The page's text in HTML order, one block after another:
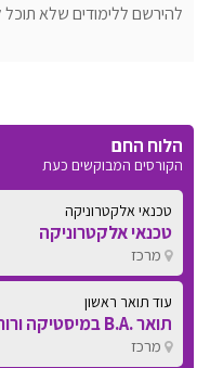
להירשם ללימודים שלא
הלוח החם
הקורסים המבוקשים כעת
טכנאי אלקטרוניקה
טכנאי אלקטרוניקה
מרכז
עוד תואר ראשון
תואר .B.A במיסטיקה ורוחניות
מרכז